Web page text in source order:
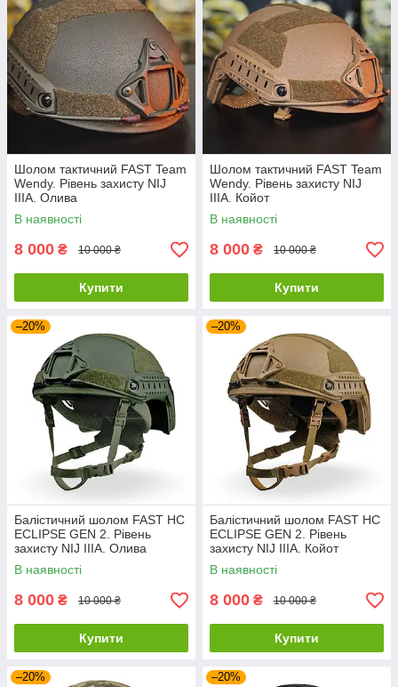
Шолом тактичний FAST Team
Wendy. Рівень захисту NIJ
IIIA. Олива
В наявності
8 000 ₴ 10 000 ₴
Купити
Шолом тактичний FAST Team
Wendy. Рівень захисту NIJ
IIIA. Койот
В наявності
8 000 ₴ 10 000 ₴
Купити
–20%
Балістичний шолом FAST HC
ECLIPSE GEN 2. Рівень
захисту NIJ IIIA. Олива
В наявності
8 000 ₴ 10 000 ₴
Купити
–20%
Балістичний шолом FAST HC
ECLIPSE GEN 2. Рівень
захисту NIJ IIIA. Койот
В наявності
8 000 ₴ 10 000 ₴
Купити
–20% –20%